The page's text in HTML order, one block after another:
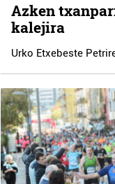
Azken
kalejira
Urko Etxebeste